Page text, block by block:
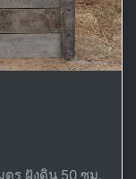
ตร ฝังดิน 50 ซม.